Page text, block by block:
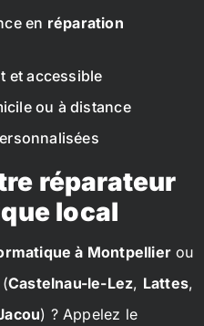
en réparation
et accessible
ou à distance
réparateur
local
à Montpellier ou
(Castelnau-le-Lez, Lattes,
) ? Appelez le